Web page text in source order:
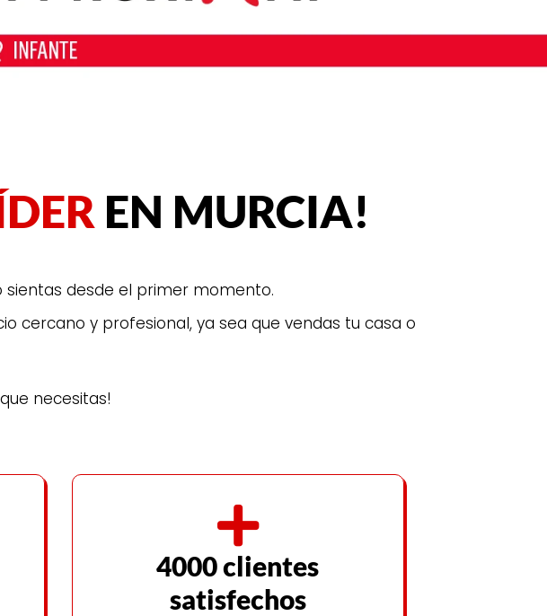
EN MURCIA!
desde el primer momento.
cercano y profesional, ya sea que vendas tu casa o
necesitas!
4000 clientes
satisfechos